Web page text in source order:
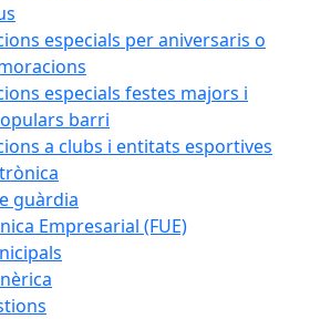
especials per aniversaris o
especials festes majors i
barri
a clubs i entitats esportives
guàrdia
Empresarial (FUE)